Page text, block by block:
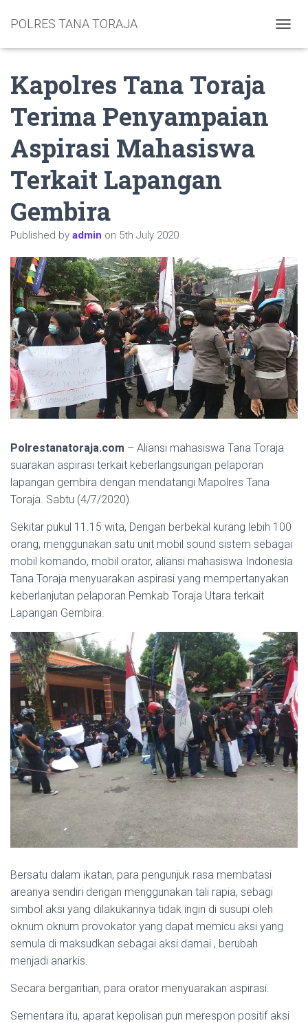
POLRES TANA TORAJA
Kapolres Tana Toraja
Terima Penyampaian
Aspirasi Mahasiswa
Terkait Lapangan
Gembira
Published by admin on 5th July 2020
Polrestanatoraja.com – Aliansi mahasiswa Tana Toraja
suarakan aspirasi terkait keberlangsungan pelaporan
lapangan gembira dengan mendatangi Mapolres Tana
Toraja. Sabtu (4/7/2020).
Sekitar pukul 11.15 wita, Dengan berbekal kurang lebih 100
orang, menggunakan satu unit mobil sound sistem sebagai
mobil komando, mobil orator, aliansi mahasiswa Indonesia
Tana Toraja menyuarakan aspirasi yang mempertanyakan
keberlanjutan pelaporan Pemkab Toraja Utara terkait
Lapangan Gembira.
Bersatu dalam ikatan, para pengunjuk rasa membatasi
areanya sendiri dengan menggunakan tali rapia, sebagi
simbol aksi yang dilakukannya tidak ingin di susupi oleh
oknum oknum provokator yang dapat memicu aksi yang
semula di maksudkan sebagai aksi damai , berubah
menjadi anarkis.
Secara bergantian, para orator menyuarakan aspirasi.
Sementara itu, aparat kepolisan pun merespon positif aksi